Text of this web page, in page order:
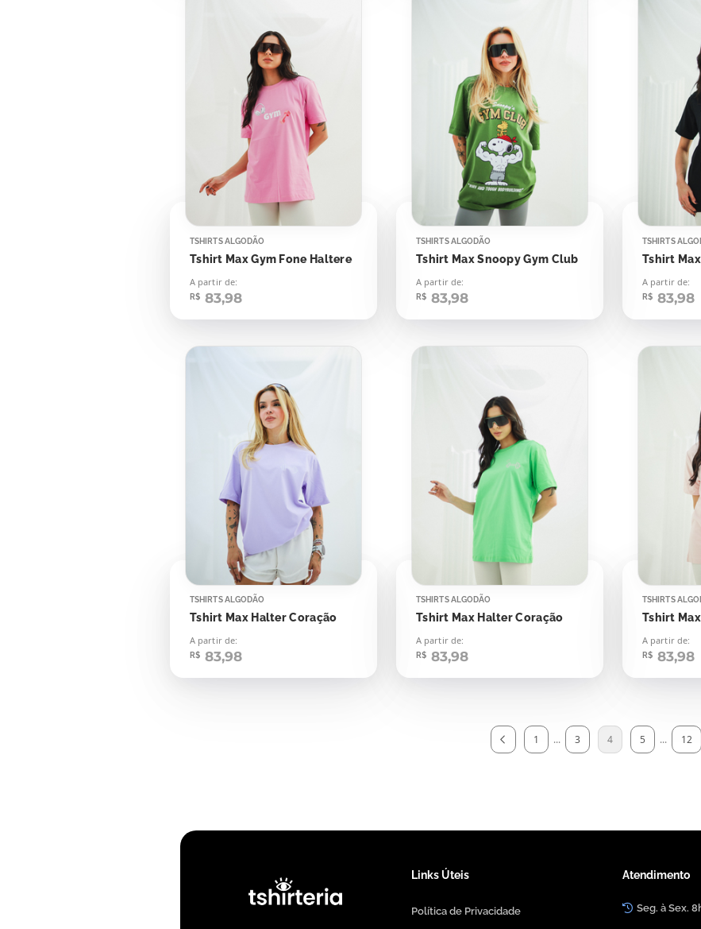
TSHIRTS ALGODÃO
Tshirt Max Gym Fone Haltere
A partir de:
R$ 83,98
TSHIRTS ALGODÃO
Tshirt Max Snoopy Gym Club
A partir de:
R$ 83,98
TSHIRTS
A partir de:
R$ 83,98
TSHIRTS ALGODÃO
Tshirt Max Halter Coração
A partir de:
R$ 83,98
TSHIRTS ALGODÃO
Tshirt Max Halter Coração
A partir de:
R$ 83,98
TSHIRTS
A partir de:
R$ 83,98
1 ... 3 4 5 ... 12
Links Úteis
Política de Privacidade
Atendimento
Seg. à Sex.